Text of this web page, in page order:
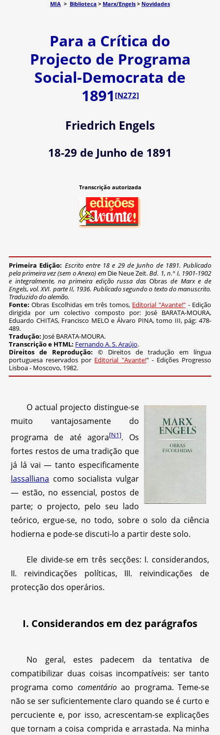
MIA > Biblioteca > Marx/Engels > Novidades
Para a Crítica do
Projecto de Programa
Social-Democrata de
1891 [N272]
Friedrich Engels
18-29 de Junho de 1891
Transcrição autorizada
Primeira Edição: Escrito entre 18 e 29 de Junho de 1891.Publicado
pela primeira vez (sem o Anexo)em Die Neue Zeit.Bd. 1, n.° I, 1901-1902
e integralmente, na primeira edição russa dasObrasde Marx e de
Engels, vol. XVI. parte II, 1936. Publicado segundo o texto do manuscrito.
Traduzido do alemão.
Fonte: Obras Escolhidas em três tomos, Editorial "Avante!"- Edição
dirigida por um colectivo composto por: José BARATA-MOURA,
Eduardo CHITAS, Francisco MELO e Álvaro PINA, tomo III, pág: 478-
489.
Tradução: José BARATA-MOURA.
Transcrição e HTML: Fernando A. S. Araújo.
Direitos de Reprodução: © Direitos de tradução em língua
portuguesa reservados por Editorial "Avante!" - Edições Progresso
Lisboa - Moscovo, 1982.
O actual projecto distingue-se
muito vantajosamente do
programa de até agora[N1]. Os
fortes restos de uma tradição que
já lá vai — tanto especificamente
lassalliana como socialista vulgar
— estão, no essencial, postos de
parte; o projecto, pelo seu lado
teórico, ergue-se, no todo, sobre o solo da ciência
hodierna e pode-se discuti-lo a partir deste solo.
Ele divide-se em três secções: I. considerandos,
II. reivindicações políticas, III. reivindicações de
protecção dos operários.
I. Considerandos em dez parágrafos
No geral, estes padecem da tentativa de
compatibilizar duas coisas incompatíveis: ser tanto
programa como comentárioao programa. Teme-se
não se ser suficientemente claro quando se é curto e
percuciente e, por isso, acrescentam-se explicações
que tornam a coisa comprida e arrastada. Na minha